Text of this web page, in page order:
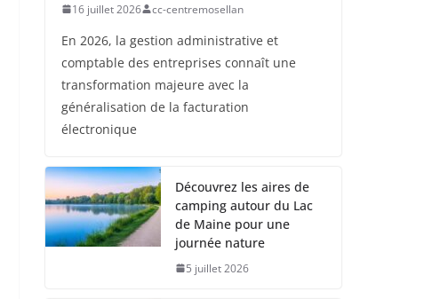
16 juillet 2026 cc-centremosellan
En 2026, la gestion administrative et
comptable des entreprises connaît une
transformation majeure avec la
généralisation de la facturation
électronique
Découvrez les aires de
camping autour du Lac
de Maine pour une
journée nature
5 juillet 2026